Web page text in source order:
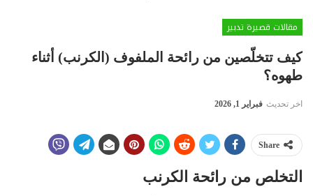
مقالات قصيرة تدبير
كيف تتخلّصين من رائحة الملفوف (الكرنب) أثناء
طهوه؟
اخر تحديث فبراير 1, 2026
Share
التخلص من رائحة الكرنب